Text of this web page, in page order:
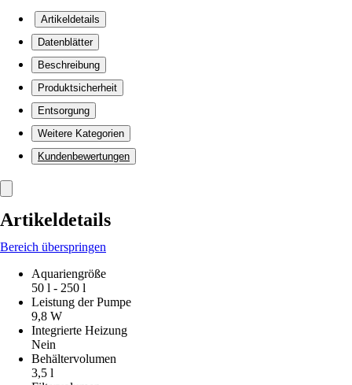
Artikeldetails
Datenblätter
Beschreibung
Produktsicherheit
Entsorgung
Weitere Kategorien
Kundenbewertungen
Artikeldetails
Bereich überspringen
Aquariengröße
50 l - 250 l
Leistung der Pumpe
9,8 W
Integrierte Heizung
Nein
Behältervolumen
3,5 l